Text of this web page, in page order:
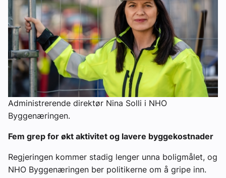
Administrerende direktør Nina Solli i NHO
Byggenæringen.
Fem grep for økt aktivitet og lavere byggekostnader
Regjeringen kommer stadig lenger unna boligmålet, og
NHO Byggenæringen ber politikerne om å gripe inn.